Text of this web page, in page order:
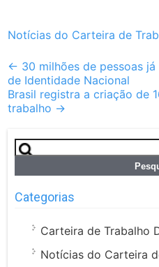
Notícias do Carteira de
Post
navigation
← 30 milhões de pessoas
de Identidade Nacional
Brasil registra a criação de
trabalho →
Pesquisar
por:
Categorias
Carteira de Trabalho
Notícias do Carteira